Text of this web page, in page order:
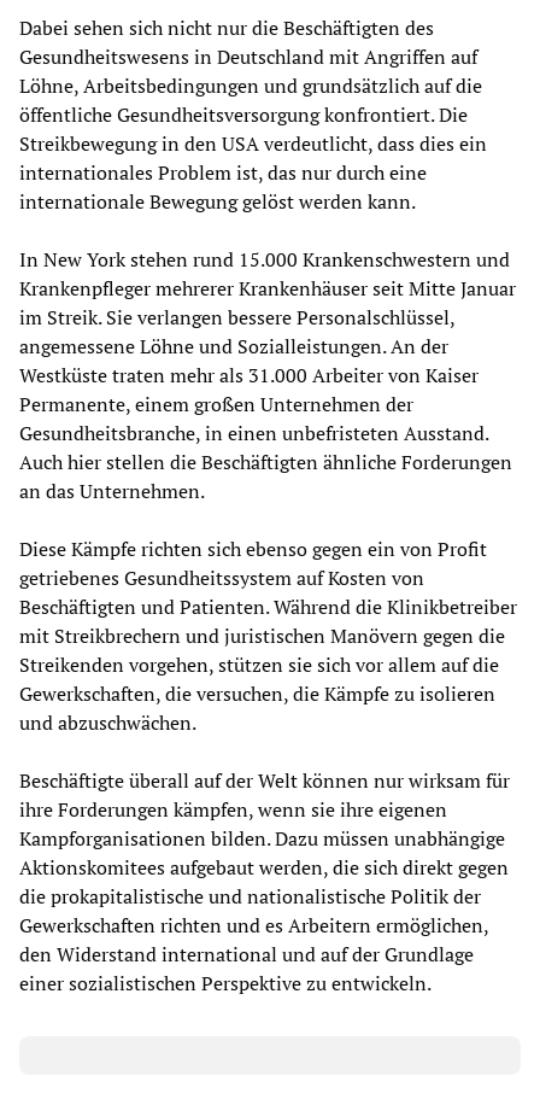
Dabei sehen sich nicht nur die Beschäftigten des
Gesundheitswesens in Deutschland mit Angriffen auf
Löhne, Arbeitsbedingungen und grundsätzlich auf die
öffentliche Gesundheitsversorgung konfrontiert. Die
Streikbewegung in den USA verdeutlicht, dass dies ein
internationales Problem ist, das nur durch eine
internationale Bewegung gelöst werden kann.
In New York stehen rund 15.000 Krankenschwestern und
Krankenpfleger mehrerer Krankenhäuser seit Mitte Januar
im Streik. Sie verlangen bessere Personalschlüssel,
angemessene Löhne und Sozialleistungen. An der
Westküste traten mehr als 31.000 Arbeiter von Kaiser
Permanente, einem großen Unternehmen der
Gesundheitsbranche, in einen unbefristeten Ausstand.
Auch hier stellen die Beschäftigten ähnliche Forderungen
an das Unternehmen.
Diese Kämpfe richten sich ebenso gegen ein von Profit
getriebenes Gesundheitssystem auf Kosten von
Beschäftigten und Patienten. Während die Klinikbetreiber
mit Streikbrechern und juristischen Manövern gegen die
Streikenden vorgehen, stützen sie sich vor allem auf die
Gewerkschaften, die versuchen, die Kämpfe zu isolieren
und abzuschwächen.
Beschäftigte überall auf der Welt können nur wirksam für
ihre Forderungen kämpfen, wenn sie ihre eigenen
Kampforganisationen bilden. Dazu müssen unabhängige
Aktionskomitees aufgebaut werden, die sich direkt gegen
die prokapitalistische und nationalistische Politik der
Gewerkschaften richten und es Arbeitern ermöglichen,
den Widerstand international und auf der Grundlage
einer sozialistischen Perspektive zu entwickeln.